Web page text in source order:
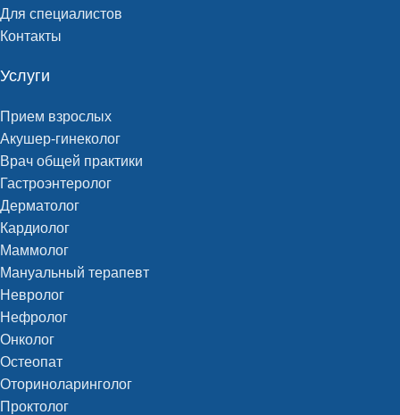
Для специалистов
Контакты
Услуги
Прием взрослых
Акушер-гинеколог
Врач общей практики
Гастроэнтеролог
Дерматолог
Кардиолог
Маммолог
Мануальный терапевт
Невролог
Нефролог
Онколог
Остеопат
Оториноларинголог
Проктолог